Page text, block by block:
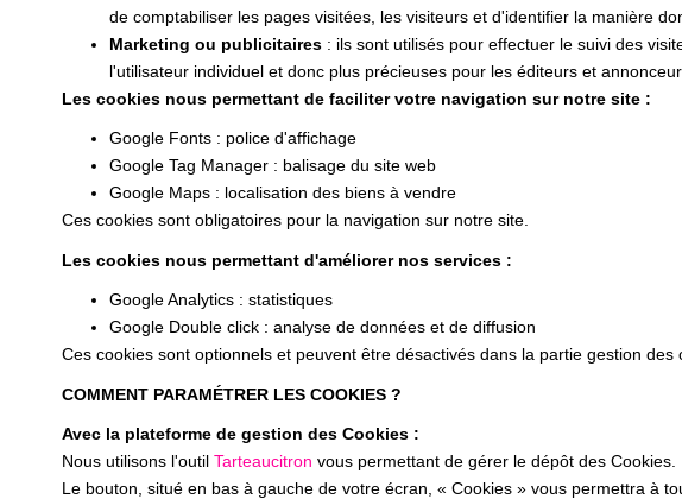
de comptabiliser les pages visitées, les visiteurs et d'identifier la manière
Marketing ou publicitaires : ils sont utilisés pour effectuer le suivi des
l'utilisateur individuel et donc plus précieuses pour les éditeurs et
Les cookies nous permettant de faciliter votre navigation sur notre site :
Google Fonts : police d'affichage
Google Tag Manager : balisage du site web
Google Maps : localisation des biens à vendre
Ces cookies sont obligatoires pour la navigation sur notre site.
Les cookies nous permettant d'améliorer nos services :
Google Analytics : statistiques
Google Double click : analyse de données et de diffusion
Ces cookies sont optionnels et peuvent être désactivés dans la partie gestion des
COMMENT PARAMÉTRER LES COOKIES ?
Avec la plateforme de gestion des Cookies :
Nous utilisons l'outil Tarteaucitron vous permettant de gérer le dépôt des Cookies.
Le bouton, situé en bas à gauche de votre écran, « Cookies » vous permettra à